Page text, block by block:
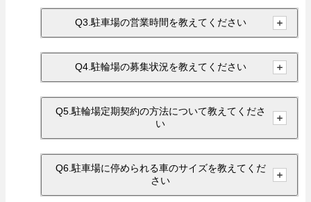
Q3.駐車場の営業時間を教えてください
Q4.駐輪場の募集状況を教えてください
Q5.駐輪場定期契約の方法について教えてくださ
い
Q6.駐車場に停められる車のサイズを教えてくだ
さい